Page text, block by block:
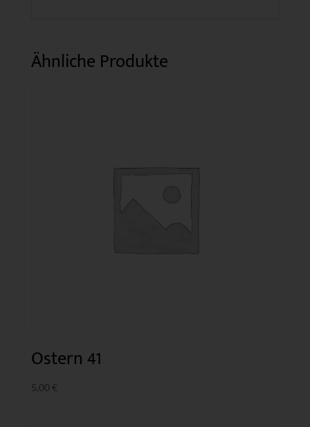
Ähnliche Produkte
Ostern 41
5,00 €